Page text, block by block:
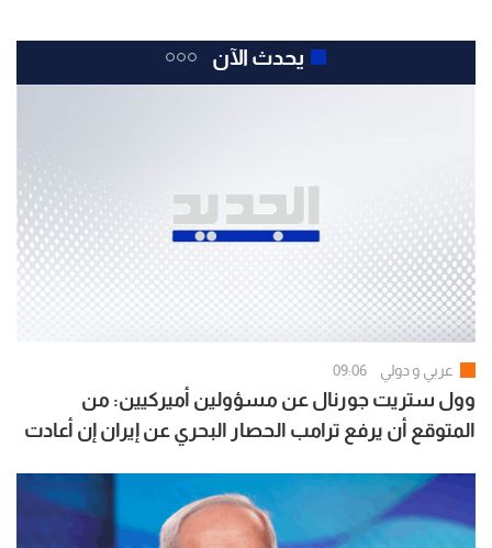
يحدث الآن
عربي و دولي 09:06
وول ستريت جورنال عن مسؤولين أميركيين: من
المتوقع أن يرفع ترامب الحصار البحري عن إيران إن أعادت